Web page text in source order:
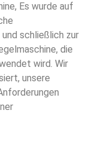
Es wurde auf
schließlich zur
die
wird. Wir
unsere